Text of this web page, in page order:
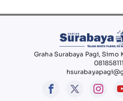
Graha Surabaya Pagi, Simo